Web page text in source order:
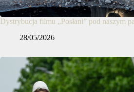
Dystrybucja filmu „Posłani” pod naszym
28/05/2026